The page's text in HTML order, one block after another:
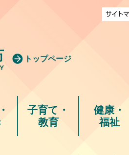
トップページ
サイト
子育て・
教育
健康・
福祉